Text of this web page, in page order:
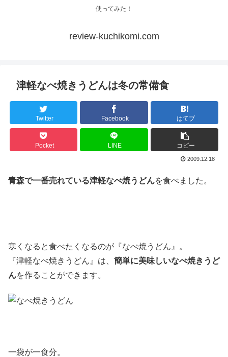
使ってみた！
review-kuchikomi.com
津軽なべ焼きうどんは冬の常備食
Twitter Facebook はてブ
Pocket LINE コピー
2009.12.18
青森で一番売れている津軽なべ焼うどんを食べました。
寒くなると食べたくなるのが『なべ焼うどん』。
『津軽なべ焼きうどん』は、 簡単に美味しいなべ焼きうど
んを作ることができます。
一袋が一食分。